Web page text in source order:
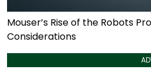
Mouser’s Rise of the Robots
Considerations